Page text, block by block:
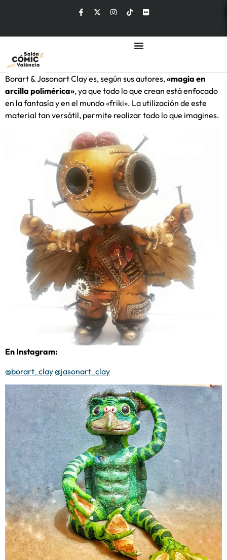
Borart & Jasonart Clay es, según sus autores,«magia en
arcilla polimérica», ya que todo lo que crean está enfocado
en la fantasía y en el mundo «friki». La utilización de este
material tan versátil, permite realizar todo lo que imagines.
En Instagram:
@borart_clay@jasonart_clay